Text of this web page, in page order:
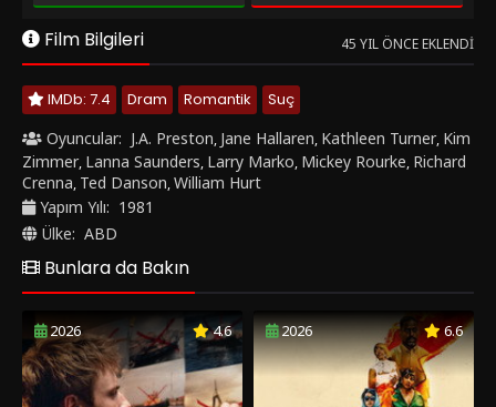
Film Bilgileri 45 YIL ÖNCE EKLENDI
IMDb: 7.4 Dram Romantik
Suç
Oyuncular: J.A. Preston, Jane Hallaren, Kathleen Turner, Kim
Zimmer, Lanna Saunders, Larry Marko, Mickey Rourke, Richard
Crenna, Ted Danson,William Hurt
Yapım Yılı: 1981
Ülke: ABD
Bunlara da Bakın
2026 4.6 2026 6.6